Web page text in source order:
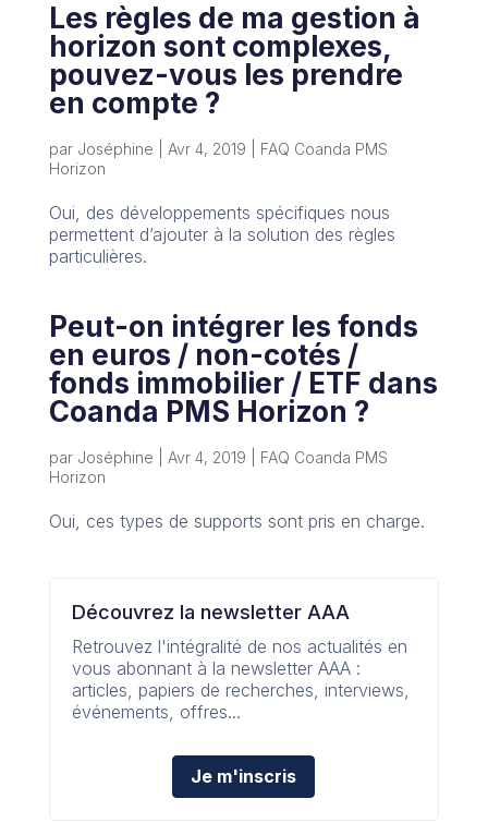
Les règles de ma gestion à
horizon sont complexes,
pouvez-vous les prendre
en compte ?
par Joséphine Avr 4, 2019
FAQ Coanda PMS
Horizon
Oui, des développements spécifiques nous
permettent d’ajouter à la solution des règles
particulières.
Peut-on intégrer les fonds
en euros / non-cotés /
fonds immobilier / ETF dans
Coanda PMS Horizon ?
par Joséphine Avr 4, 2019
FAQ Coanda PMS
Horizon
Oui, ces types de supports sont pris en charge.
Découvrez la newsletter AAA
Retrouvez l'intégralité de nos actualités en
vous abonnant à la newsletter AAA :
articles, papiers de recherches, interviews,
événements, offres...
Je m'inscris